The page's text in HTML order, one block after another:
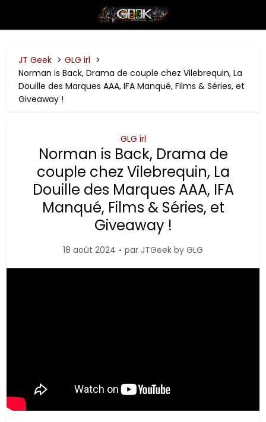
JT Geek
GLG irl
Norman is Back, Drama de couple chez Vilebrequin, La
Douille des Marques AAA, IFA Manqué, Films & Séries, et
Giveaway !
GLG irl
Norman is Back, Drama de
couple chez Vilebrequin, La
Douille des Marques AAA, IFA
Manqué, Films & Séries, et
Giveaway !
18 août 2024 par JTGeek by GLG